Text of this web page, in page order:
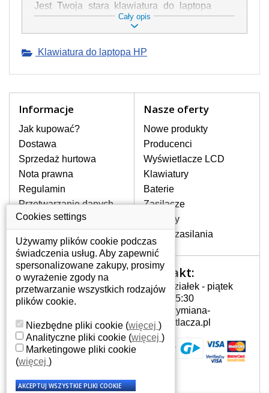
Jest Twoja stara klawiatura do laptopa
HP Pavilion dv6-2171ee mechanicznie
uszkodzona, polałeś ją płynem, który
swojej pozycji? Kup nową klawiaturę,
Oferujemy oryginalne klawiatury w
stronie internetowej ją znajdziesz za
pomocy wyszukiwarki. Wystarczy znać
model laptopa. Przy każdej klawiaturze
nie może brakować szczególowe zdjęcie
do aktualnego stanu naszego magazynu.
W JAKI SPOSÓB MOŻE SIĘ
PRZEJAWIAĆ USTERKA
Częstymi objawami są pomijanie liter
czy wyświetlanie innych liter oraz
dublowanie tych samych znaków. W
przypadku podlicia klawisze nie
powrócą do pierwotnej pozycji. Albo
też uszkodzenie mechaniczne, np.
JAK TO DZIAŁA?
Klawiatura składa się z kilku
warstw folii, z których przewodzą
przewodzące warstwy.
Cały opis
Klawiatura do laptopa HP
Informacje
Jak kupować?
Dostawa
Sprzedaż hurtowa
Nota prawna
Regulamin
Przetwarzanie danych
osobowych
Gdzie nas znajdziesz
Nasze oferty
Nowe produkty
Producenci
Wyświetlacze LCD
Klawiatury
Baterie
Zasilacze
Zawiasy
Złącza zasilania
Twoje konto
Twoje konto
Dane osobowe
Adresy
Historia zamówień
Kontakt:
Poniedziałek - piątek
7:00 - 15:30
info@wymiana-
wyswietlacza.pl
Cookies settings
Używamy plików cookie podczas
świadczenia usług. Aby zapewnić
spersonalizowane zakupy, prosimy
o wyrażenie zgody na
przetwarzanie wszystkich rodzajów
plików cookie.
Niezbędne pliki cookie (więcej )
Analityczne pliki cookie (więcej )
Marketingowe pliki cookie
(więcej )